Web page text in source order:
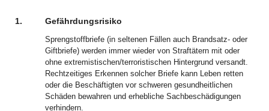
1. Gefährdungsrisiko
Sprengstoffbriefe (in seltenen Fällen auch Brandsatz- oder
Giftbriefe) werden immer wieder von Straftätern mit oder
ohne extremistischen/terroristischen Hintergrund versandt.
Rechtzeitiges Erkennen solcher Briefe kann Leben retten
oder die Beschäftigten vor schweren gesundheitlichen
Schäden bewahren und erhebliche Sachbeschädigungen
verhindern.